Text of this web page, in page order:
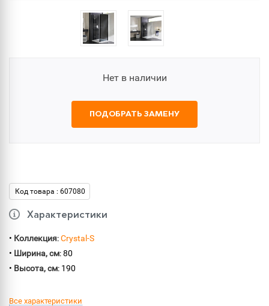
Нет в наличии
ПОДОБРАТЬ ЗАМЕНУ
Код товара : 607080
Характеристики
• Коллекция:Crystal-S
• Ширина, см: 80
• Высота, см: 190
Все характеристики